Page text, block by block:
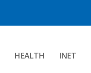
HEALTH INET